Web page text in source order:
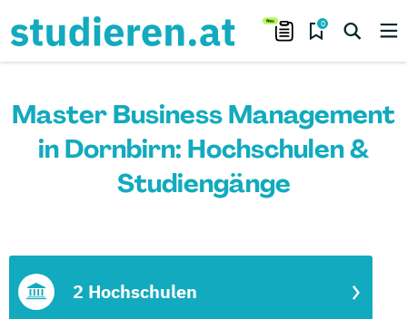
0
Master Business Management
in Dornbirn: Hochschulen &
Studiengänge
2 Hochschulen